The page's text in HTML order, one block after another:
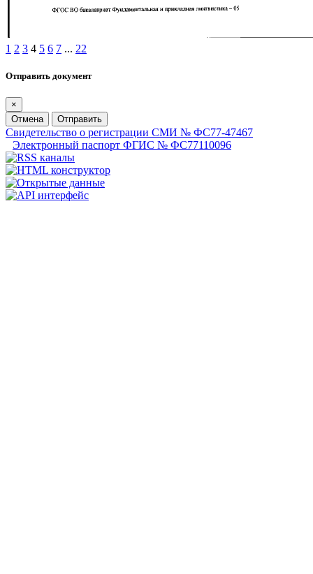
1 2 3 4 5 6 7 ... 22
Отправить документ
×
Отмена
Отправить
Свидетельство о регистрации СМИ № ФС77-47467
Электронный паспорт ФГИС № ФС77110096